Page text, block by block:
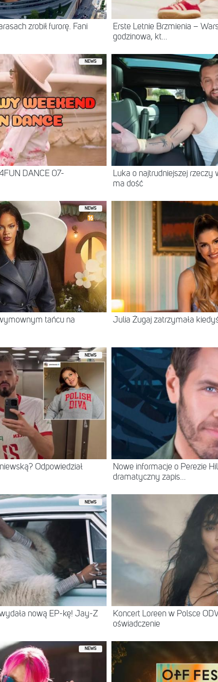
zrobił furorę. Fani
Erste Letnie Brzmienia –
godzinowa, kt...
NEWS
DANCE 07-
Luka o najtrudniejszej rzeczy
ma dość
NEWS
tańcu na Julia Żugaj zatrzymała
NEWS
Odpowiedział
Nowe informacje o Perezie
dramatyczny zapis...
NEWS
nową EP-kę! Jay-Z
Koncert Loreen w Polsce
oświadczenie
NEWS